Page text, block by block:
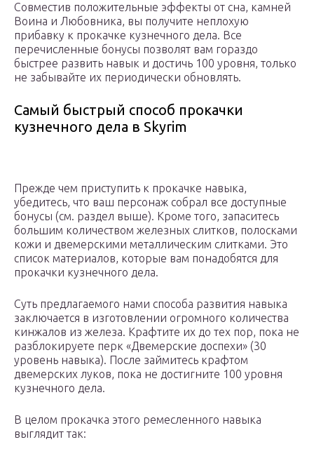
Совместив положительные эффекты от сна, камней
Воина и Любовника, вы получите неплохую
прибавку к прокачке кузнечного дела. Все
перечисленные бонусы позволят вам гораздо
быстрее развить навык и достичь 100 уровня, только
не забывайте их периодически обновлять.
Самый быстрый способ прокачки
кузнечного дела в Skyrim
Прежде чем приступить к прокачке навыка,
убедитесь, что ваш персонаж собрал все доступные
бонусы (см. раздел выше). Кроме того, запаситесь
большим количеством железных слитков, полосками
кожи и двемерскими металлическим слитками. Это
список материалов, которые вам понадобятся для
прокачки кузнечного дела.
Суть предлагаемого нами способа развития навыка
заключается в изготовлении огромного количества
кинжалов из железа. Крафтите их до тех пор, пока не
разблокируете перк «Двемерские доспехи» (30
уровень навыка). После займитесь крафтом
двемерских луков, пока не достигните 100 уровня
кузнечного дела.
В целом прокачка этого ремесленного навыка
выглядит так: